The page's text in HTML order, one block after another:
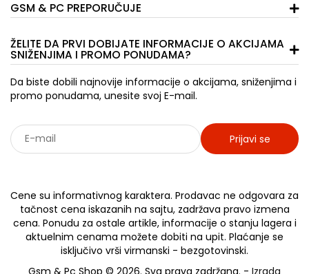
GSM & PC PREPORUČUJE
ŽELITE DA PRVI DOBIJATE INFORMACIJE O AKCIJAMA
SNIŽENJIMA I PROMO PONUDAMA?
Da biste dobili najnovije informacije o akcijama, sniženjima i
promo ponudama, unesite svoj E-mail.
Prijavi se
Cene su informativnog karaktera. Prodavac ne odgovara za
tačnost cena iskazanih na sajtu, zadržava pravo izmena
cena. Ponudu za ostale artikle, informacije o stanju lagera i
aktuelnim cenama možete dobiti na upit. Plaćanje se
isključivo vrši virmanski - bezgotovinski.
Gsm & Pc Shop © 2026. Sva prava zadržana. - Izrada